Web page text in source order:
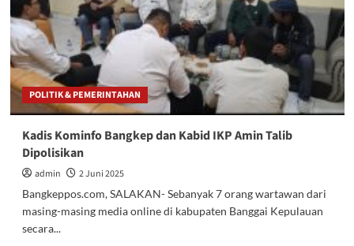
Dg.
Mansyur
Dibekuk
Polisi
POLITIK & PEMERINTAHAN
Kadis Kominfo Bangkep dan Kabid IKP Amin Talib
Dipolisikan
admin
2 Juni 2025
Bangkeppos.com, SALAKAN- Sebanyak 7 orang wartawan dari
masing-masing media online di kabupaten Banggai Kepulauan
secara...